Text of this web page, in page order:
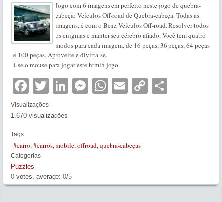
Jogo com 6 imagens em perfeito neste jogo de quebra-
cabeça: Veículos Off-road de Quebra-cabeça. Todas as
imagens, é com o Benz Veículos Off-road. Resolver todos
os enigmas e manter seu cérebro afiado. Você tem quatro
modos para cada imagem, de 16 peças, 36 peças, 64 peças
e 100 peças. Aproveite e divirta-se.
Use o mouse para jogar este html5 jogo.
Facebook
TwitterLinkedIn
Messenger
WhatsApp
EmailCopy
Visualizações
1.670 visualizações
Tags
#carro,#carros,mobile,offroad,quebra-cabeças
Categorias
Puzzles
0 votes, average: 0/5